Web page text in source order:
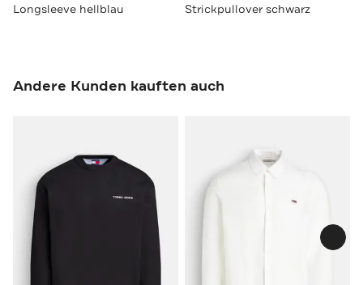
Longsleeve hellblau Strickpullover schwarz
Andere Kunden kauften auch